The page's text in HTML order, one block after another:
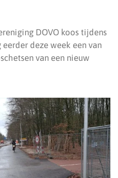
DOVO koos tijdens
deze week een van
van een nieuw